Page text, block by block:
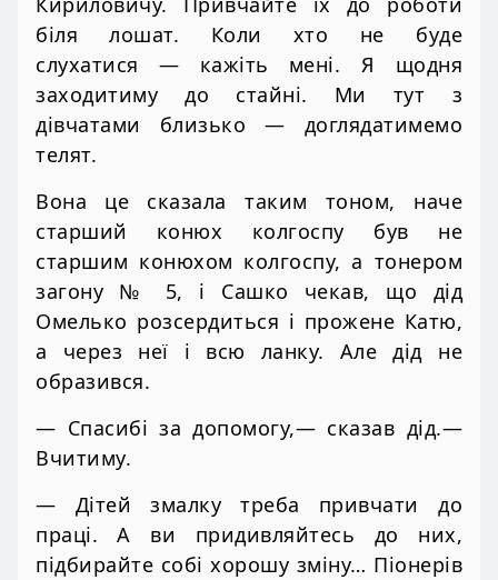
біля лошат. Коли хто не буде
слухатися — кажіть мені. Я щодня
заходитиму до стайні. Ми тут з
дівчатами близько — доглядатимемо
телят.
Вона це сказала таким тоном, наче
старший конюх колгоспу був не
старшим конюхом колгоспу, а тонером
загону № 5, і Сашко чекав, що дід
Омелько розсердиться і прожене Катю,
а через неї і всю ланку. Але дід не
образився.
— Спасибі за допомогу,— сказав дід.—
Вчитиму.
— Дітей змалку треба привчати до
праці. А ви придивляйтесь до них,
підбирайте собі хорошу зміну… Піонерів